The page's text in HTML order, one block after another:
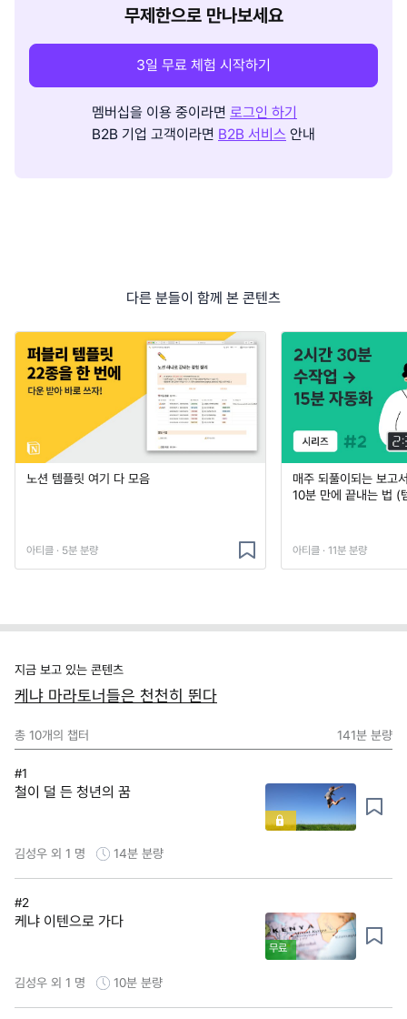
무제한으로 만나보세요
3일 무료 체험 시작하기
멤버십을 이용 중이라면 로그인 하기
B2B 기업 고객이라면 B2B 서비스 안내
다른 분들이 함께 본 콘텐츠
노션 템플릿 여기 다 모음
아티클 · 5분 분량
매주 되풀이되는 보고
10분 만에 끝내는 법 (
아티클 · 11분 분량
지금 보고 있는 콘텐츠
케냐 마라토너들은 천천히 뛴다
총 10개의 챕터 141분 분량
#1
철이 덜 든 청년의 꿈
김성우 외 1 명 14분 분량
#2
케냐 이텐으로 가다
무료
김성우 외 1 명 10분 분량